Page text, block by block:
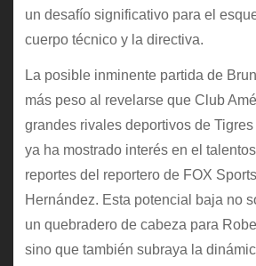
un desafío significativo para el
cuerpo técnico y la directiva.
La posible inminente partida de
más peso al revelarse que Club
grandes rivales deportivos de
ya ha mostrado interés en el
reportes del reportero de FOX
Hernández. Esta potencial baja no
un quebradero de cabeza para
sino que también subraya la